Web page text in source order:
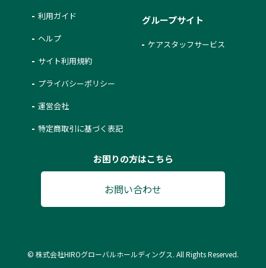
利用ガイド
ヘルプ
サイト利用規約
プライバシーポリシー
運営会社
特定商取引に基づく表記
グループサイト
ケアスタッフサービス
お困りの方はこちら
お問い合わせ
© 株式会社HIROグローバルホールディングス. All Rights Reserved.